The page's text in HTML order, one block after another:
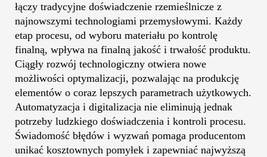
łączy tradycyjne doświadczenie rzemieślnicze z
najnowszymi technologiami przemysłowymi. Każdy
etap procesu, od wyboru materiału po kontrolę
finalną, wpływa na finalną jakość i trwałość produktu.
Ciągły rozwój technologiczny otwiera nowe
możliwości optymalizacji, pozwalając na produkcję
elementów o coraz lepszych parametrach użytkowych.
Automatyzacja i digitalizacja nie eliminują jednak
potrzeby ludzkiego doświadczenia i kontroli procesu.
Świadomość błędów i wyzwań pomaga producentom
unikać kosztownych pomyłek i zapewniać najwyższą